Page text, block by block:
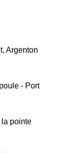
Argenton
- Port
pointe